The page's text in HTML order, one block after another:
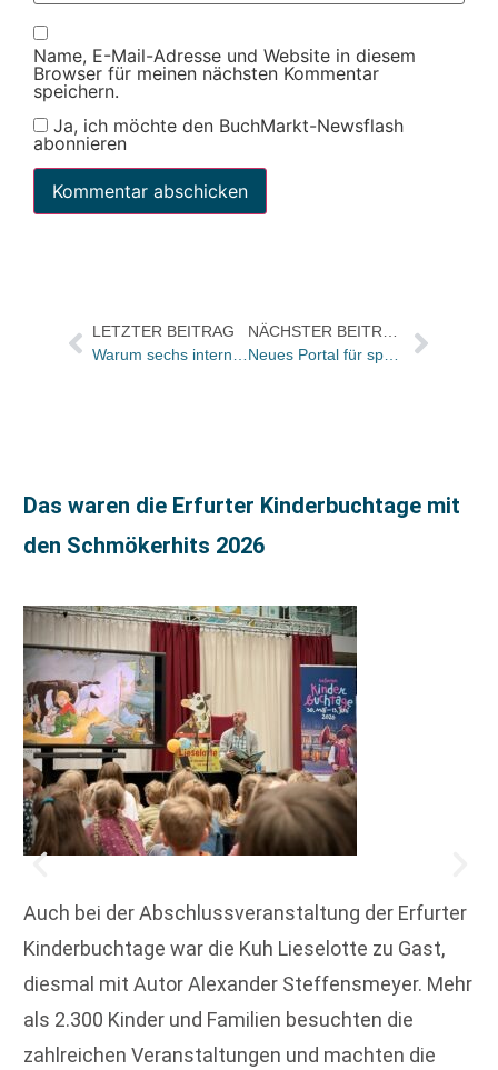
Name, E-Mail-Adresse und Website in diesem
Browser für meinen nächsten Kommentar
speichern.
Ja, ich möchte den BuchMarkt-Newsflash
abonnieren
LETZTER BEITRAG
Das waren die Erfurter Kinderbuchtage mit
den Schmökerhits 2026
Auch bei der Abschlussveranstaltung der Erfurter
Kinderbuchtage war die Kuh Lieselotte zu Gast,
diesmal mit Autor Alexander Steffensmeyer. Mehr
als 2.300 Kinder und Familien besuchten die
zahlreichen Veranstaltungen und machten die